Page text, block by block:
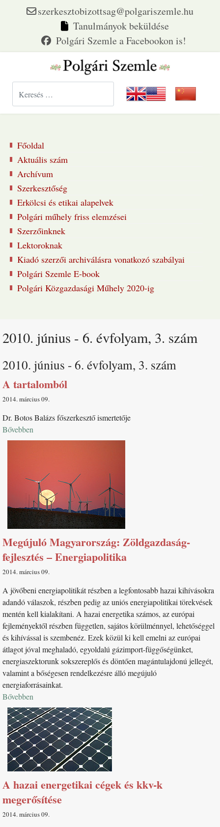
szerkesztobizottsag@polgariszemle.hu
Tanulmányok beküldése
Főoldal
Aktuális szám
Archívum
Szerkesztőség
Erkölcsi és etikai alapelvek
Polgári műhely friss elemzései
Szerzőinknek
Lektoroknak
Kiadó szerzői archiválásra vonatkozó szabályai
Polgári Szemle E-book
Polgári Közgazdasági Műhely 2020-ig
2010. június - 6. évfolyam, 3. szám
2010. június - 6. évfolyam, 3. szám
A tartalomból
2014. március 09
Dr. Botos Balázs főszerkesztő ismertetője
Bővebben
Megújuló Magyarország: Zöldgazdaság-
fejlesztés – Energiapolitika
2014. március 09
A jövőbeni energiapolitikát részben a legfontosabb hazai kihívásokra
adandó válaszok, részben pedig az uniós energiapolitikai törekvések
mentén kell kialakítani. A hazai energetika számos, az európai
fejleményektől részben független, sajátos körülménnyel, lehetőséggel
és kihívással is szembenéz. Ezek közül ki kell emelni az európai
átlagot jóval meghaladó, egyoldalú gázimport-függőségünket,
energiaszektorunk sokszereplős és döntően magántulajdonú jellegét,
valamint a bőségesen rendelkezésre álló megújuló
energiaforrásainkat.
Bővebben
A hazai energetikai cégek és kkv-k
megerősítése
2014. március 09